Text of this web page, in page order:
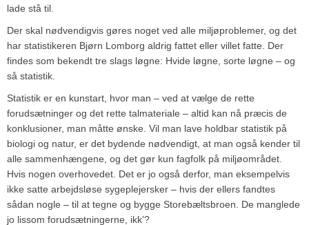
lade stå til.
Der skal nødvendigvis gøres noget ved alle miljøproblemer, og det
har statistikeren Bjørn Lomborg aldrig fattet eller villet fatte. Der
findes som bekendt tre slags løgne: Hvide løgne, sorte løgne – og
så statistik.
Statistik er en kunstart, hvor man – ved at vælge de rette
forudsætninger og det rette talmateriale – altid kan nå præcis de
konklusioner, man måtte ønske. Vil man lave holdbar statistik på
biologi og natur, er det bydende nødvendigt, at man også kender til
alle sammenhængene, og det gør kun fagfolk på miljøområdet.
Hvis nogen overhovedet. Det er jo også derfor, man eksempelvis
ikke satte arbejdsløse sygeplejersker – hvis der ellers fandtes
sådan nogle – til at tegne og bygge Storebæltsbroen. De manglede
jo lissom forudsætningerne, ikk’?